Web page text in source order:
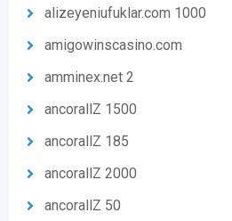
alizeyeniufuklar.com 1000
amigowinscasino.com
amminex.net 2
ancorallZ 1500
ancorallZ 185
ancorallZ 2000
ancorallZ 50